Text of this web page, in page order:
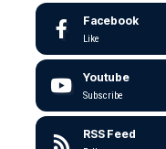
Facebook
Like
Youtube
Subscribe
RSS Feed